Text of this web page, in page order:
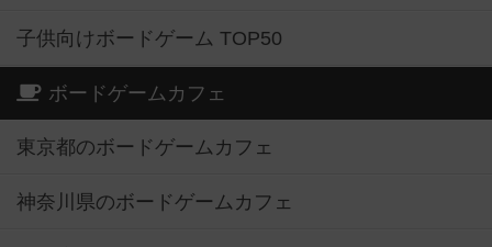
子供向けボードゲーム TOP50
ボードゲームカフェ
東京都のボードゲームカフェ
神奈川県のボードゲームカフェ